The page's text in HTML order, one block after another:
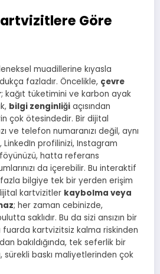
Göre
muadillerine kıyasla
fazladır. Öncelikle, çevre
; kağıt tüketimini ve karbon ayak
bilgi zenginliği açısından
çok ötesindedir. Bir dijital
ve telefon numaranızı değil, aynı
profilinizi, Instagram
hatta referans
da içerebilir. Bu interaktif
bilgiye tek bir yerden erişim
kartvizitler kaybolma veya
; her zaman cebinizde,
saklıdır. Bu da sizi ansızın bir
kartvizitsiz kalma riskinden
bakıldığında, tek seferlik bir
sürekli baskı maliyetlerinden çok